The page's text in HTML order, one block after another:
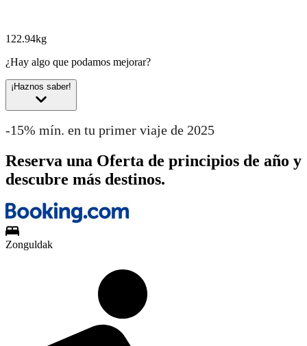
122.94kg
¿Hay algo que podamos mejorar?
¡Haznos saber!
-15% mín. en tu primer viaje de 2025
Reserva una Oferta de principios de año y
descubre más destinos.
Zonguldak